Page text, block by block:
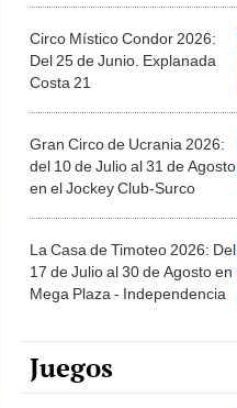
Circo Místico Condor 2026:
Del 25 de Junio. Explanada
Costa 21
Gran Circo de Ucrania 2026:
del 10 de Julio al 31 de Agosto
en el Jockey Club-Surco
La Casa de Timoteo 2026: Del
17 de Julio al 30 de Agosto en
Mega Plaza - Independencia
Juegos